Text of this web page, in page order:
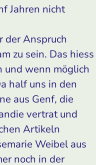
Jahren nicht
der Anspruch
zu sein. Das hiess
und wenn möglich
half uns in den
aus Genf, die
vertrat und
Artikeln
Weibel aus
noch in der